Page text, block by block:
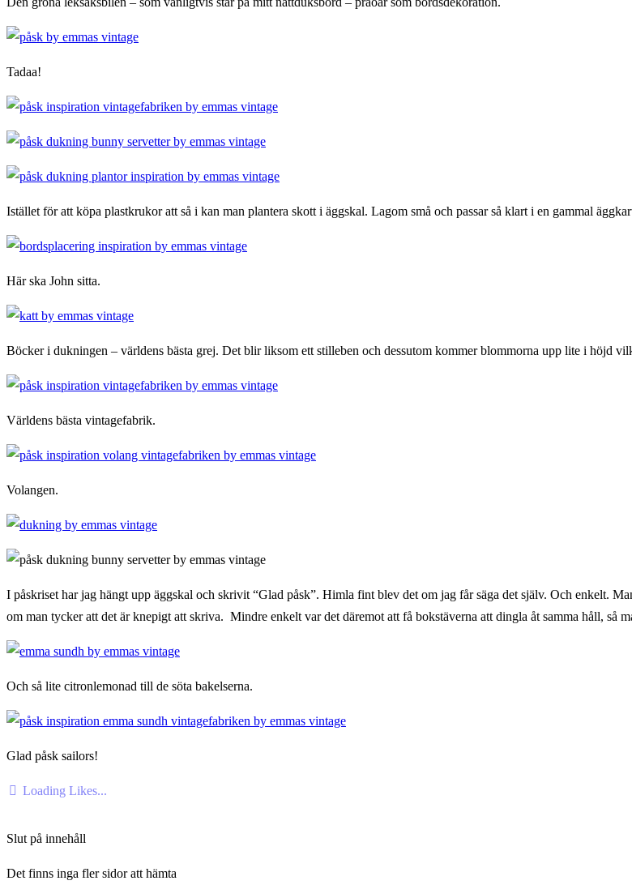
Tadaa!
Istället för att köpa plastkrukor att så i kan man plantera skott i äggskal. Lagom små och passar så klart i en gammal
Här ska John sitta.
Böcker i dukningen – världens bästa grej. Det blir liksom ett stilleben och dessutom kommer blommorna upp lite i höjd
Världens bästa vintagefabrik.
Volangen.
I påskriset har jag hängt upp äggskal och skrivit “Glad påsk”. Himla fint blev det om jag får säga det själv. Och enkelt.
om man tycker att det är knepigt att skriva. Mindre enkelt var det däremot att få bokstäverna att dingla åt samma håll, så
Och så lite citronlemonad till de söta bakelserna.
Glad påsk sailors!
Loading Likes...
Slut på innehåll
Det finns inga fler sidor att hämta